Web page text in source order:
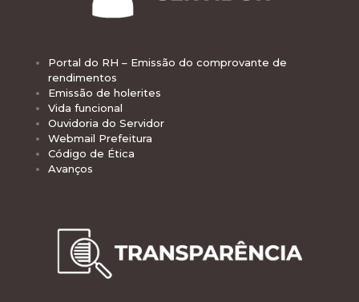
Portal do RH – Emissão do comprovante de
rendimentos
Emissão de holerites
Vida funcional
Ouvidoria do Servidor
Webmail Prefeitura
Código de Ética
Avanços